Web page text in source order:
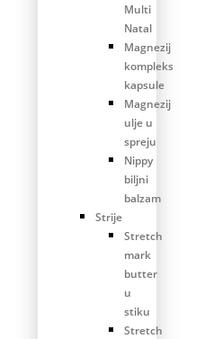
Multi
Natal
Magnezij
kompleks
kapsule
Magnezij
ulje u
spreju
Nippy
biljni
balzam
Strije
Stretch
mark
butter
u
stiku
Stretch